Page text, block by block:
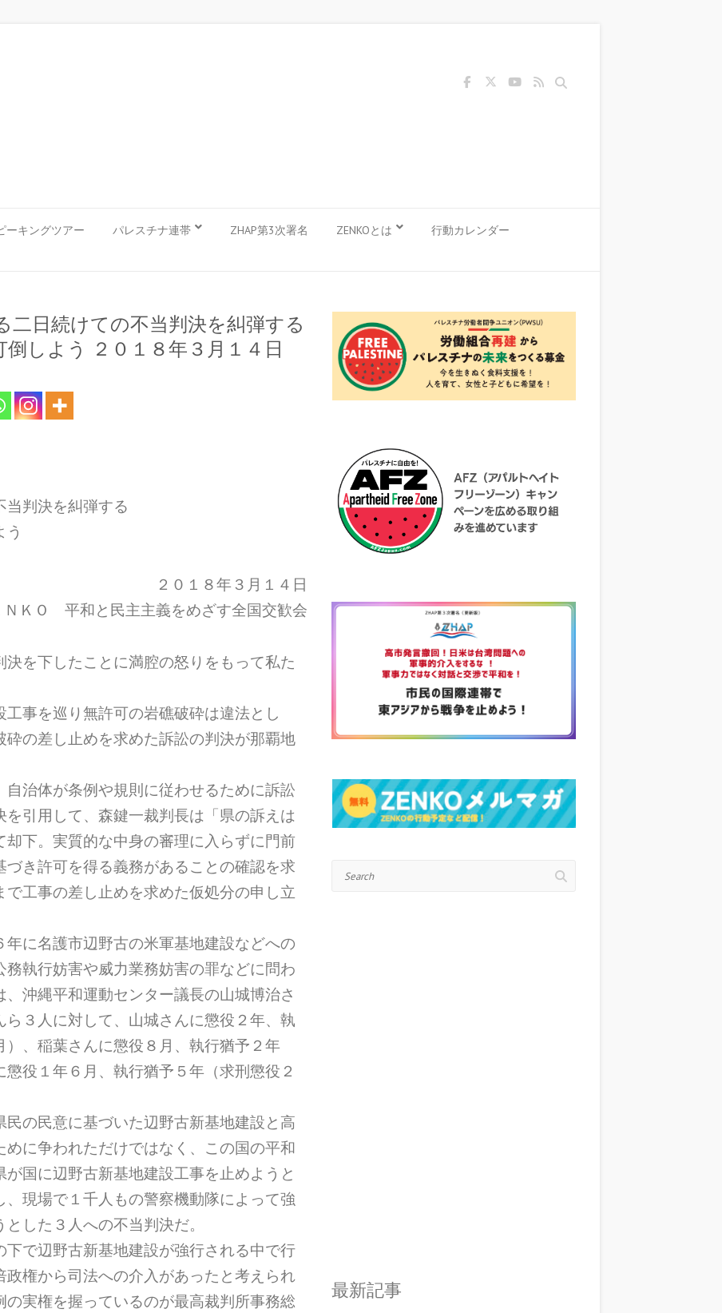
Search
ーキングツアー パレスチナ連帯 ZHAP第3次署名 ZENKOとは 行動カレンダー
二日続けての不当判決を糾弾する
しよう ２０１８年３月１４日
当判決を糾弾する
う
２０１８年３月１４日
ＮＫＯ 平和と民主主義をめざす全国交歓会
を下したことに満腔の怒りをもって私た
事を巡り無許可の岩礁破砕は違法とし
の差し止めを求めた訴訟の判決が那覇地
治体が条例や規則に従わせるために訴訟
引用して、森鍵一裁判長は「県の訴えは
下。実質的な中身の審理に入らずに門前
き許可を得る義務があることの確認を求
工事の差し止めを求めた仮処分の申し立
に名護市辺野古の米軍基地建設などへの
執行妨害や威力業務妨害の罪などに問わ
沖縄平和運動センター議長の山城博治さ
３人に対して、山城さんに懲役２年、執
、稲葉さんに懲役８月、執行猶予２年
懲役１年６月、執行猶予５年（求刑懲役２
の民意に基づいた辺野古新基地建設と高
に争われただけではなく、この国の平和
国に辺野古新基地建設工事を止めようと
、現場で１千人もの警察機動隊によって強
した３人への不当判決だ。
下で辺野古新基地建設が強行される中で行
権から司法への介入があったと考えられ
実権を握っているのが最高裁判所事務総
最新記事